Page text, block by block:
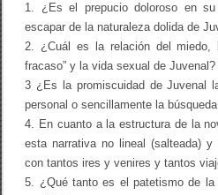
d
a
F
a
u
l
d
1. ¿Es el prepucio doloroso en
escapar de la naturaleza dolida de
2. ¿Cuál es la relación del miedo,
fracaso” y la vida sexual de Juvenal?
3 ¿Es la promiscuidad de Juvenal
personal o sencillamente la
4. En cuanto a la estructura de la
esta narrativa no lineal (salteada)
con tantos ires y venires y tantos
5. ¿Qué tanto es el patetismo de